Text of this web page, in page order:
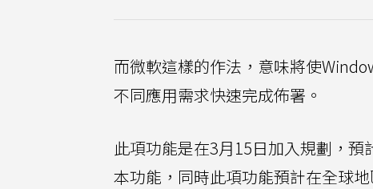
而微軟這樣的作法，意味將使
不同應用需求快速完成佈署。
此項功能是在3月15日加入規劃，
本功能，同時此項功能預計在全球